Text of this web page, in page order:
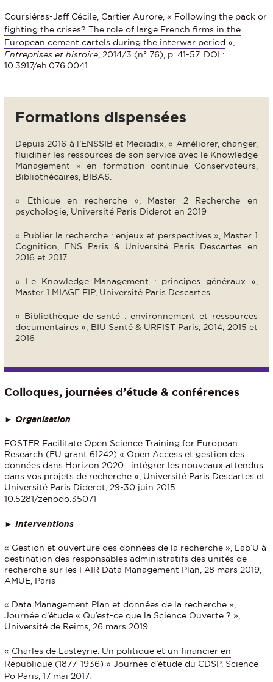
Coursiéras-Jaff Cécile, Cartier Aurore, « Following the pack or
fighting the crises? The role of large French firms in the
European cement cartels during the interwar period »,
Entreprises et histoire , 2014/3 (n° 76), p. 41-57. DOI :
10.3917/eh.076.0041.
Formations dispensées
Depuis 2016 à l’ENSSIB et Mediadix, « Améliorer, changer,
fluidifier les ressources de son service avec le Knowledge
Management » en formation continue Conservateurs,
Bibliothécaires, BIBAS.
« Ethique en recherche », Master 2 Recherche en
psychologie, Université Paris Diderot en 2019
« Publier la recherche : enjeux et perspectives », Master 1
Cognition, ENS Paris & Université Paris Descartes en
2016 et 2017
« Le Knowledge Management : principes généraux »,
Master 1 MIAGE FIP, Université Paris Descartes
« Bibliothèque de santé : environnement et ressources
documentaires », BIU Santé & URFIST Paris, 2014, 2015 et
2016
Colloques, journées d’étude & conférences
► Organisation
FOSTER Facilitate Open Science Training for European
Research (EU grant 61242) « Open Access et gestion des
données dans Horizon 2020 : intégrer les nouveaux attendus
dans vos projets de recherche », Université Paris Descartes et
Université Paris Diderot, 29-30 juin 2015.
10.5281/zenodo.35071
► Interventions
« Gestion et ouverture des données de la recherche », Lab’U à
destination des responsables administratifs des unités de
recherche sur les FAIR Data Management Plan, 28 mars 2019,
AMUE, Paris
« Data Management Plan et données de la recherche »,
Journée d’étude « Qu’est-ce que la Science Ouverte ? »,
Université de Reims, 26 mars 2019
« Charles de Lasteyrie. Un politique et un financier en
République (1877-1936) » Journée d’étude du CDSP, Science
Po Paris, 17 mai 2017.